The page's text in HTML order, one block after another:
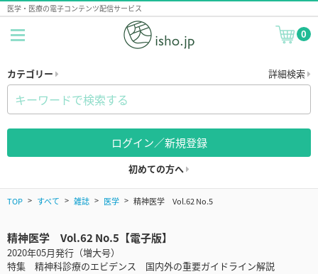
医学・医療の電子コンテンツ配信サービス
0
カテゴリー 詳細検索
ログイン／新規登録
初めての方へ
TOP すべて 雑誌 医学 精神医学 Vol.62 No.5
精神医学 Vol.62 No.5【電子版】
2020年05月発行（増大号）
特集 精神科診療のエビデンス 国内外の重要ガイドライン解説